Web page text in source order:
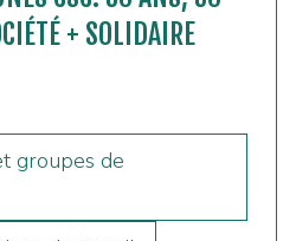
+ SOLIDAIRE
groupes de